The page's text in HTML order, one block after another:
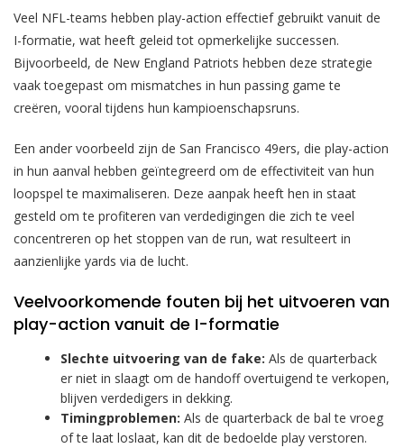
Veel NFL-teams hebben play-action effectief gebruikt vanuit de
I-formatie, wat heeft geleid tot opmerkelijke successen.
Bijvoorbeeld, de New England Patriots hebben deze strategie
vaak toegepast om mismatches in hun passing game te
creëren, vooral tijdens hun kampioenschapsruns.
Een ander voorbeeld zijn de San Francisco 49ers, die play-action
in hun aanval hebben geïntegreerd om de effectiviteit van hun
loopspel te maximaliseren. Deze aanpak heeft hen in staat
gesteld om te profiteren van verdedigingen die zich te veel
concentreren op het stoppen van de run, wat resulteert in
aanzienlijke yards via de lucht.
Veelvoorkomende fouten bij het uitvoeren van
play-action vanuit de I-formatie
Slechte uitvoering van de fake: Als de quarterback
er niet in slaagt om de handoff overtuigend te verkopen,
blijven verdedigers in dekking.
Timingproblemen: Als de quarterback de bal te vroeg
of te laat loslaat, kan dit de bedoelde play verstoren.